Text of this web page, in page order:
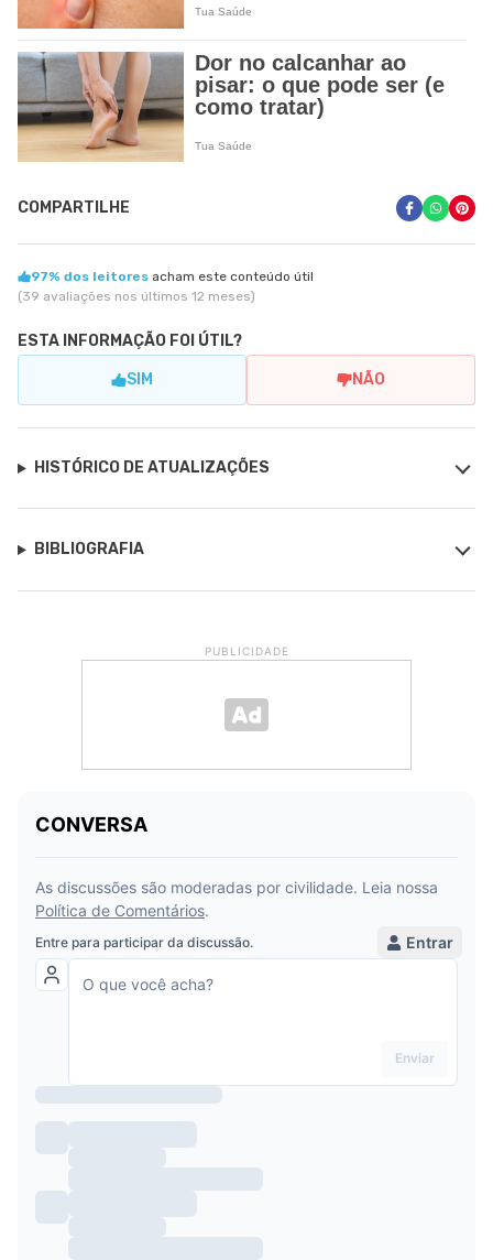
COMPARTILHE
97% dos leitores acham este conteúdo útil
(39 avaliações nos últimos 12 meses)
ESTA INFORMAÇÃO FOI ÚTIL?
SIM NÃO
HISTÓRICO DE ATUALIZAÇÕES
BIBLIOGRAFIA
PUBLICIDADE